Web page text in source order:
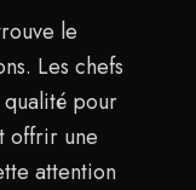
le
Les chefs
pour
offrir une
attention